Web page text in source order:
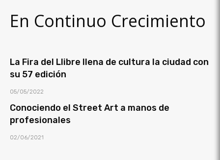
En Continuo Crecimiento
La Fira del Llibre llena de cultura la ciudad con
su 57 edición
05/05/2022
Conociendo el Street Art a manos de
profesionales
02/06/2021